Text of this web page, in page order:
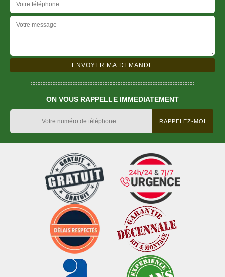
ON VOUS RAPPELLE IMMEDIATEMENT